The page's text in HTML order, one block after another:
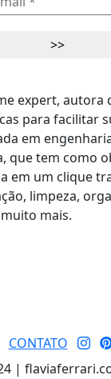
expert, autora
para facilitar
em
que tem como
em um clique
limpeza,
mais.
CONTATO
|